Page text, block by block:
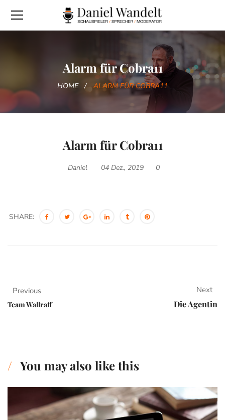
Alarm für Cobra11
HOME ALARM FÜR COBRA11
Alarm für Cobra11
Daniel 04 Dez., 2019 0
SHARE:
Previous
Team Wallraff
Next
Die Agentin
You may also like this